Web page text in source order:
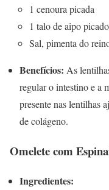
1 cenoura picada
1 talo de aipo picado
Sal, pimenta do
Benefícios: As
regular o intestino e a
presente nas lentilhas
de colágeno.
Omelete com
Ingredientes: